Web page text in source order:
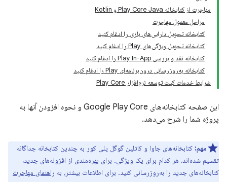
مهاجرت از کتابخانه Play Core Java و Kotlin
مراحل معمول مهاجرت
کتابخانه تحویل دارایی‌های بازی را ادغام کنید
کتابخانه تحویل ویژگی‌های Play را ادغام کنید
کتابخانه نقد و بررسی Play In-App را ادغام کنید
کتابخانه به‌روزرسانی درون‌برنامه‌ای Play را ادغام کنید
شرایط خدمات کیت توسعه نرم‌افزار Play Core
این صفحه کتابخانه‌های Google Play Core و نحوه افزودن آنها به
پروژه شما را شرح می‌دهد.
مهم: کتابخانه‌های جاوا و کاتلین گوگل پلی کور به چندین کتابخانه جداگانه
تقسیم شده‌اند، هر کدام برای یک ویژگی. برای بهره‌مندی از افزونه‌های جدید،
کتابخانه‌های جدید را به‌روزرسانی کنید. برای اطلاعات بیشتر، به راهنمای مهاجرت